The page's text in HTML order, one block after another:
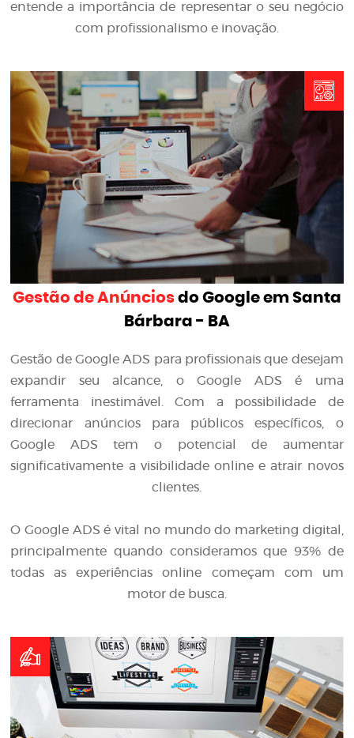
entende a importância de representar o seu negócio
com profissionalismo e inovação.
Gestão de Anúnciosdo Google em Santa
Bárbara - BA
Gestão de Google ADS para profissionais que desejam
expandir seu alcance, o Google ADS é uma
ferramenta inestimável. Com a possibilidade de
direcionar anúncios para públicos específicos, o
Google ADS tem o potencial de aumentar
significativamente a visibilidade online e atrair novos
clientes.
O Google ADS é vital no mundo do marketing digital,
principalmente quando consideramos que 93% de
todas as experiências online começam com um
motor de busca.